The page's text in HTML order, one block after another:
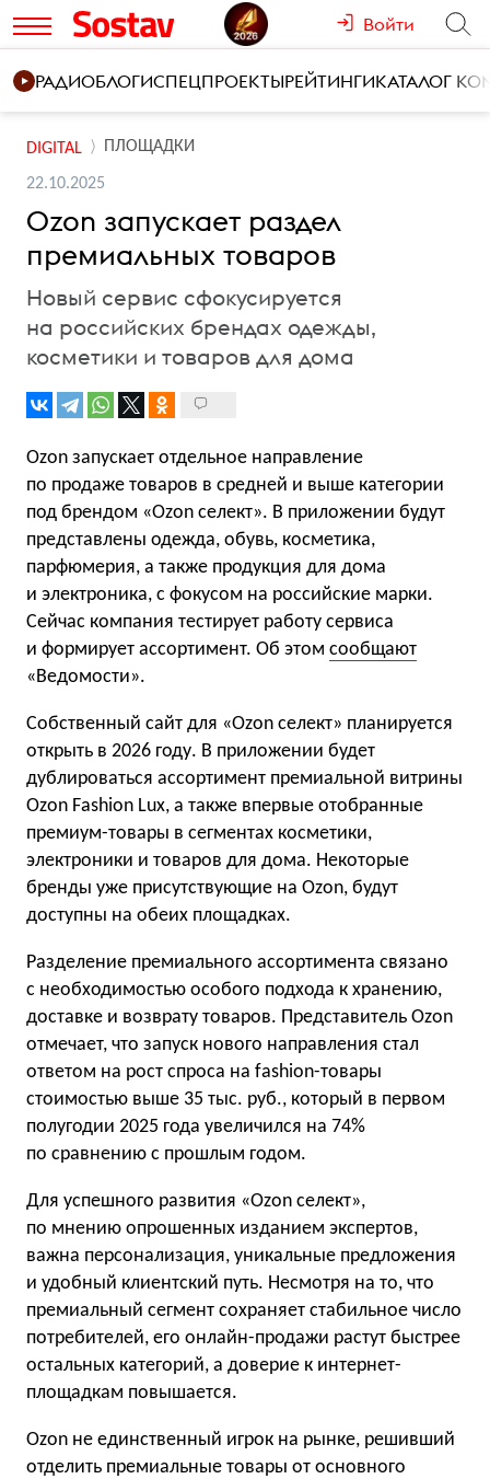
Войти
РАДИОБЛОГИСПЕЦПРОЕКТЫРЕЙТИНГИКАТАЛОГ
DIGITAL ПЛОЩАДКИ
22.10.2025
Ozon запускает раздел
премиальных товаров
Новый сервис сфокусируется
на российских брендах одежды,
косметики и товаров для дома
Ozon запускает отдельное направление
по продаже товаров в средней и выше категории
под брендом «Ozon селект». В приложении будут
представлены одежда, обувь, косметика,
парфюмерия, а также продукция для дома
и электроника, с фокусом на российские марки.
Сейчас компания тестирует работу сервиса
и формирует ассортимент. Об этом сообщают
«Ведомости».
Собственный сайт для «Ozon селект» планируется
открыть в 2026 году. В приложении будет
дублироваться ассортимент премиальной витрины
Ozon Fashion Lux, а также впервые отобранные
премиум-товары в сегментах косметики,
электроники и товаров для дома. Некоторые
бренды уже присутствующие на Ozon, будут
доступны на обеих площадках.
Разделение премиального ассортимента связано
с необходимостью особого подхода к хранению,
доставке и возврату товаров. Представитель Ozon
отмечает, что запуск нового направления стал
ответом на рост спроса на fashion-товары
стоимостью выше 35 тыс. руб., который в первом
полугодии 2025 года увеличился на 74%
по сравнению с прошлым годом.
Для успешного развития «Ozon селект»,
по мнению опрошенных изданием экспертов,
важна персонализация, уникальные предложения
и удобный клиентский путь. Несмотря на то, что
премиальный сегмент сохраняет стабильное число
потребителей, его онлайн-продажи растут быстрее
остальных категорий, а доверие к интернет-
площадкам повышается.
Ozon не единственный игрок на рынке, решивший
отделить премиальные товары от основного